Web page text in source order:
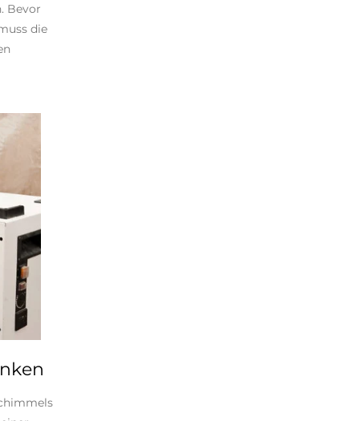
Bevor
die